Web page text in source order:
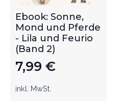
Ebook: Sonne,
Mond und Pferde
- Lila und Feurio
(Band 2)
7,99 €
inkl. MwSt.